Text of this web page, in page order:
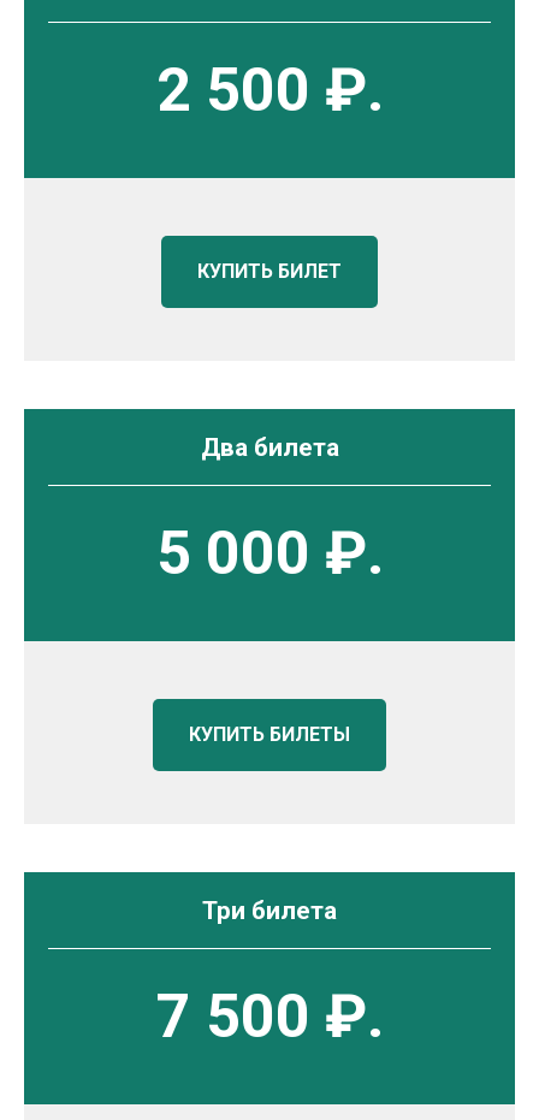
2 500 ₽.
КУПИТЬ БИЛЕТ
Два билета
5 000 ₽.
КУПИТЬ БИЛЕТЫ
Три билета
7 500 ₽.